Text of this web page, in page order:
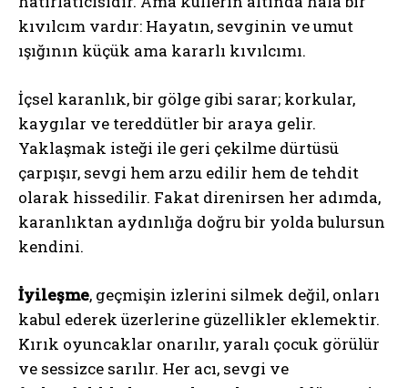
Gizlilik politikasını okudum, onaylıyorum.
kıvılcım vardır: Hayatın, sevginin ve umut
ışığının küçük ama kararlı kıvılcımı.
İçsel karanlık, bir gölge gibi sarar; korkular,
kaygılar ve tereddütler bir araya gelir.
Yaklaşmak isteği ile geri çekilme dürtüsü
çarpışır, sevgi hem arzu edilir hem de tehdit
olarak hissedilir. Fakat direnirsen her adımda,
karanlıktan aydınlığa doğru bir yolda bulursun
kendini.
İyileşme, geçmişin izlerini silmek değil, onları
kabul ederek üzerlerine güzellikler eklemektir.
Kırık oyuncaklar onarılır, yaralı çocuk görülür
ve sessizce sarılır. Her acı, sevgi ve